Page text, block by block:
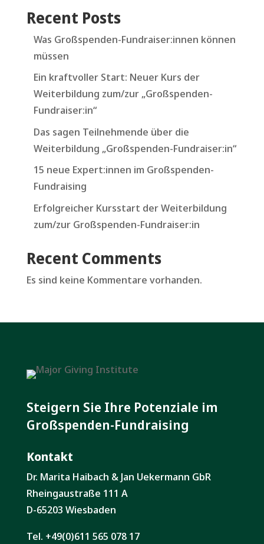
Recent Posts
Was Großspenden-Fundraiser:innen können
müssen
Ein kraftvoller Start: Neuer Kurs der
Weiterbildung zum/zur „Großspenden-
Fundraiser:in“
Das sagen Teilnehmende über die
Weiterbildung „Großspenden-Fundraiser:in“
15 neue Expert:innen im Großspenden-
Fundraising
Erfolgreicher Kursstart der Weiterbildung
zum/zur Großspenden-Fundraiser:in
Recent Comments
Es sind keine Kommentare vorhanden.
Steigern Sie Ihre Potenziale im
Großspenden-Fundraising
Kontakt
Dr. Marita Haibach & Jan Uekermann GbR
Rheingaustraße 111 A
D-65203 Wiesbaden
Tel. +49(0)611 565 078 17